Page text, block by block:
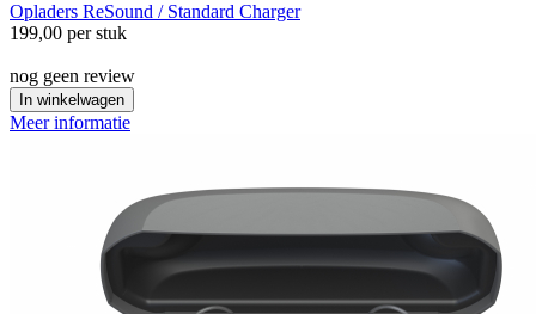
Opladers ReSound / Standard Charger
199,00 per stuk
nog geen review
In winkelwagen
Meer informatie